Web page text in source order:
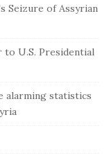
Seizure of Assyrian
to U.S. Presidential
alarming statistics